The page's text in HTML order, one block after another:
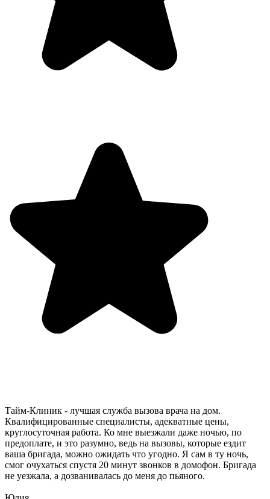
Тайм-Клиник - лучшая служба вызова врача на дом.
Квалифицированные специалисты, адекватные цены,
круглосуточная работа. Ко мне выезжали даже ночью, по
предоплате, и это разумно, ведь на вызовы, которые ездит
ваша бригада, можно ожидать что угодно. Я сам в ту ночь,
смог очухаться спустя 20 минут звонков в домофон. Бригада
не уезжала, а дозванивалась до меня до пьяного.